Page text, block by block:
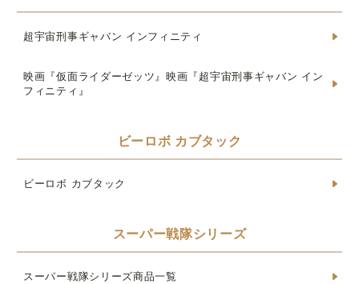
超宇宙刑事ギャバン インフィニティ
映画『仮面ライダーゼッツ』映画『超宇宙刑事ギャバン イン
フィニティ』
ビーロボ カブタック
ビーロボ カブタック
スーパー戦隊シリーズ
スーパー戦隊シリーズ商品一覧